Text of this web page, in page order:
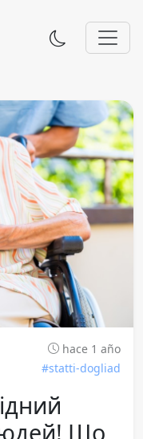
hace 1 año
#statti-dogliad
Що